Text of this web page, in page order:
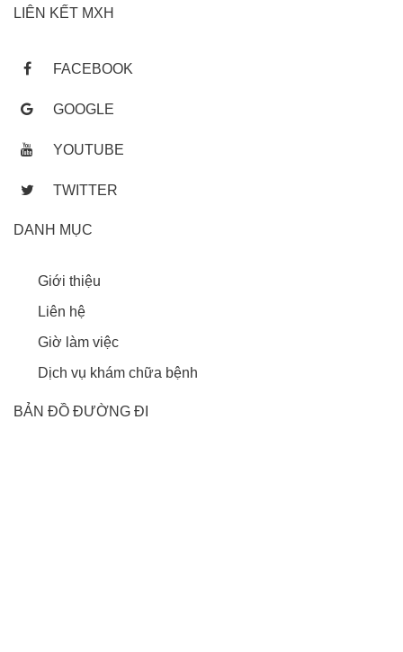
LIÊN KẾT MXH
FACEBOOK
GOOGLE
YOUTUBE
TWITTER
DANH MỤC
Giới thiệu
Liên hệ
Giờ làm việc
Dịch vụ khám chữa bệnh
BẢN ĐỒ ĐƯỜNG ĐI